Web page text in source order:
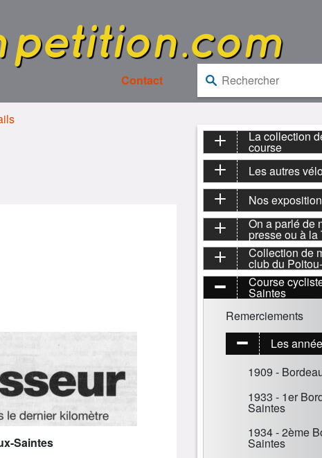
Contact
Rechercher :
Saintes
La collection
course
Les autres
Nos
On a parlé de
presse ou à la
Collection de
club du
Course
Saintes
Remerciements
Les
1909 -
1933 - 1er
Saintes
1934 - 2ème
Saintes